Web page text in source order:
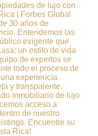
de lujo con
| Forbes Global
30 años de
Entendemos las
exigente que
un estilo de vida
de expertos se
todo el proceso de
experiencia
y transparente.
inmobiliario de lujo
acceso a
de nuestro
Encuentre su
Rica!